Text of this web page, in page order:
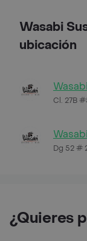
Wasabi
ubicación
Cl. 27B
Dg 52 #
¿Quieres